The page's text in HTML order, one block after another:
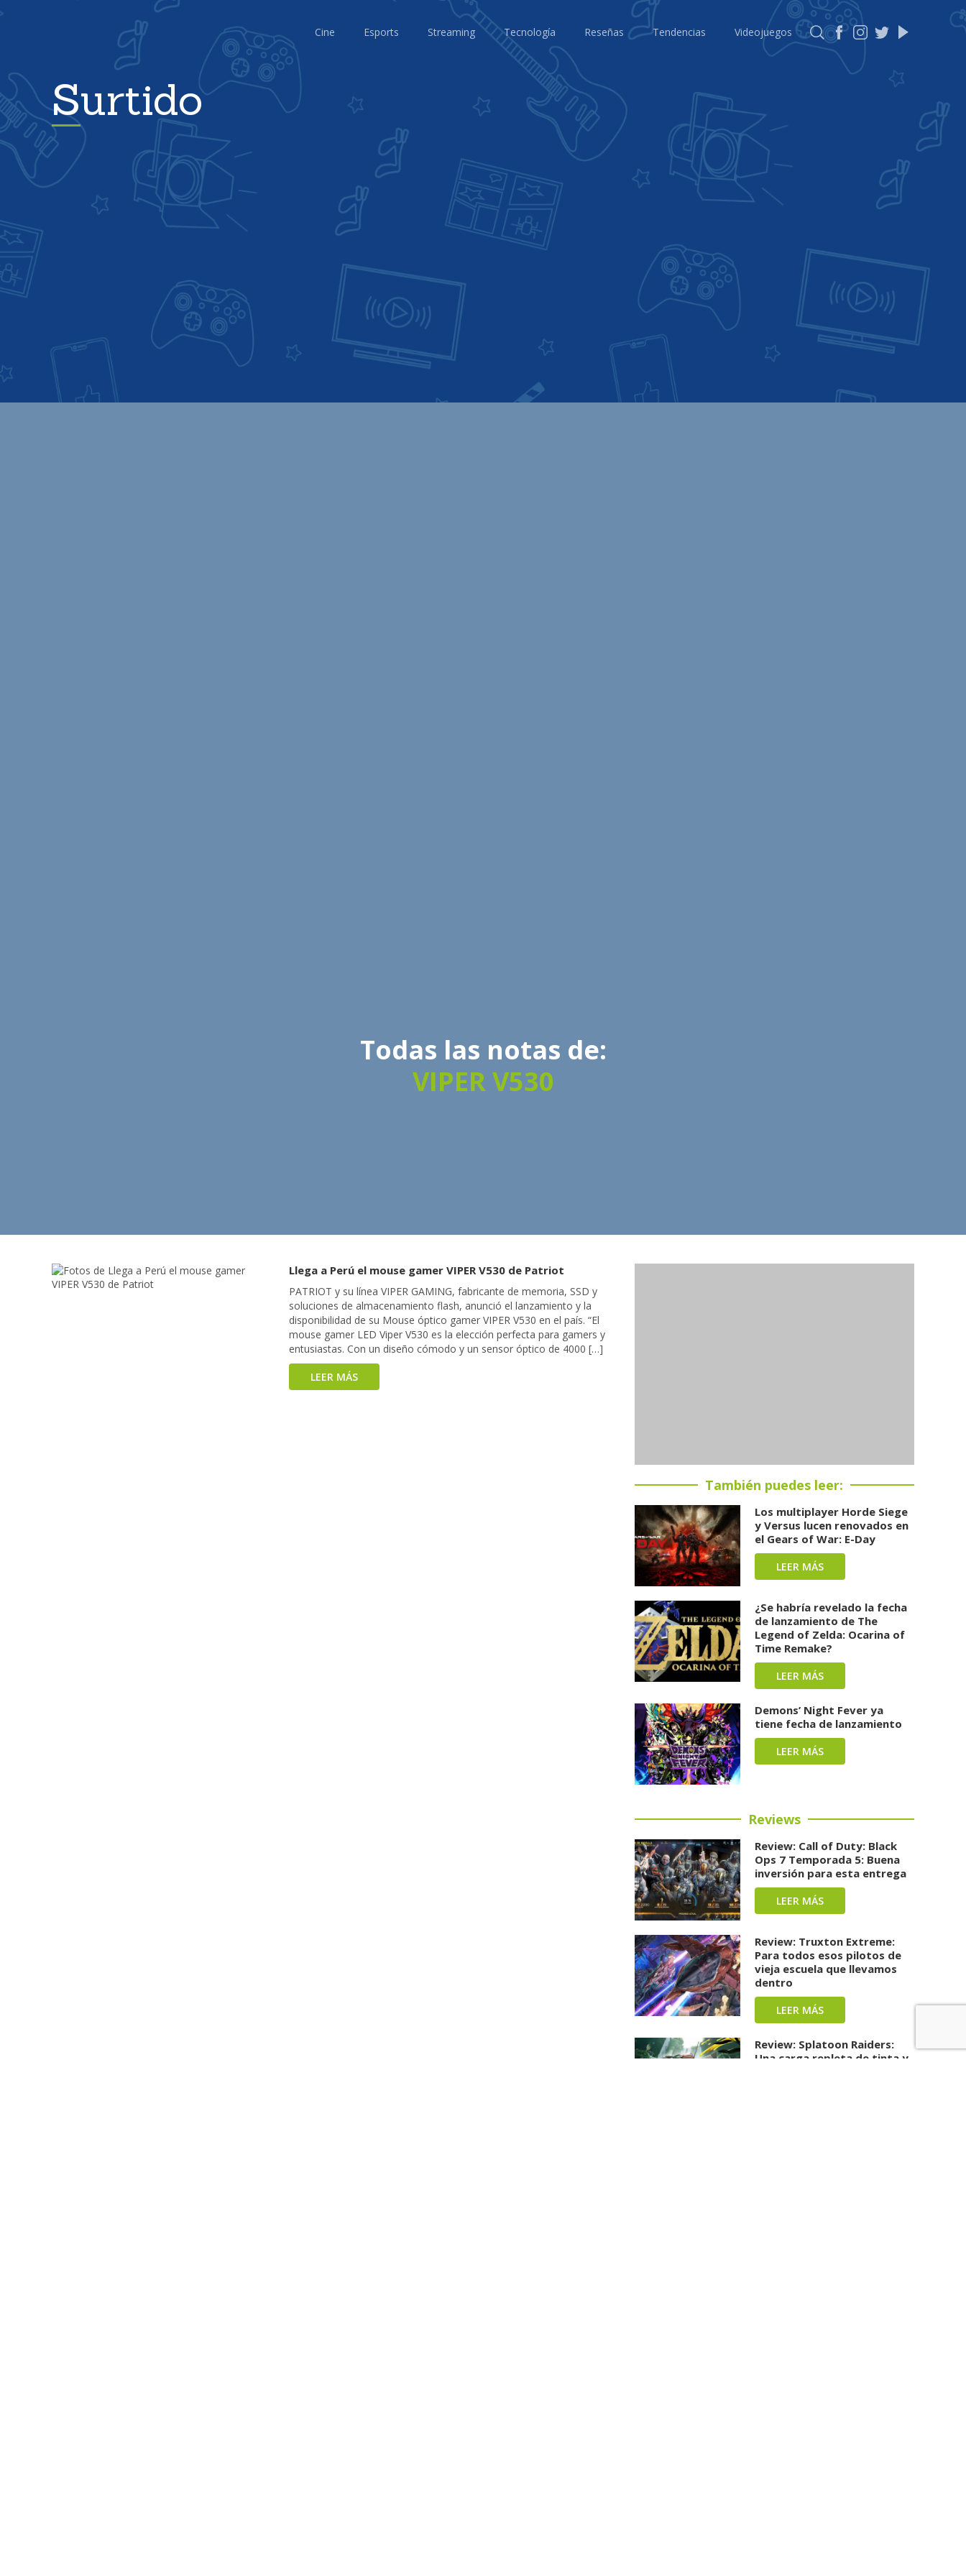
Cine Esports Streaming Tecnología Reseñas Tendencias Videojuegos
Surtido
Todas las notas de:
VIPER V530
Llega a Perú el mouse gamer VIPER V530 de Patriot
PATRIOT y su línea VIPER GAMING, fabricante de memoria, SSD y
soluciones de almacenamiento flash, anunció el lanzamiento y la
disponibilidad de su Mouse óptico gamer VIPER V530 en el país. “El
mouse gamer LED Viper V530 es la elección perfecta para gamers y
entusiastas. Con un diseño cómodo y un sensor óptico de 4000 […]
LEER MÁS
También puedes leer:
Los multiplayer Horde Siege
y Versus lucen renovados en
el Gears of War: E-Day
LEER MÁS
¿Se habría revelado la fecha
de lanzamiento de The
Legend of Zelda: Ocarina of
Time Remake?
LEER MÁS
Demons’ Night Fever ya
tiene fecha de lanzamiento
LEER MÁS
Reviews
Review: Call of Duty: Black
Ops 7 Temporada 5: Buena
inversión para esta entrega
LEER MÁS
Review: Truxton Extreme:
Para todos esos pilotos de
vieja escuela que llevamos
dentro
LEER MÁS
Review: Splatoon Raiders:
Una carga repleta de tinta y